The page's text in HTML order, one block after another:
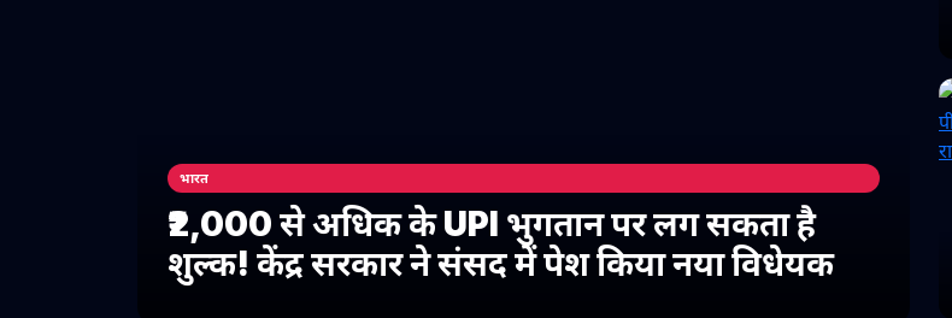
भारत
₹2,000 से अधिक के UPI भुगतान पर लग सकता है
शुल्क! केंद्र सरकार ने संसद में पेश किया नया विधेयक